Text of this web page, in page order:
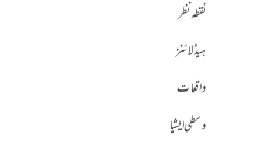
نقطہ نظر
ہیڈلائنز
واقعات
وسطی ایشیا